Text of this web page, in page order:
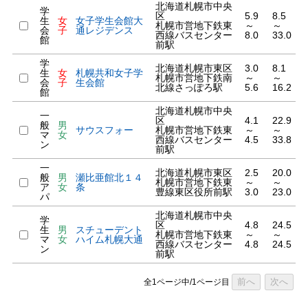
学
生
会
館
女
子
女子学生会館大
通レジデンス
北海道札幌市中央
区
札幌市営地下鉄東
西線バスセンター
前駅
5.9
～
8.0
8.5
～
33.0
学
生
会
館
女
子
札幌共和女子学
生会館
北海道札幌市東区
札幌市営地下鉄南
北線さっぽろ駅
3.0
～
5.6
8.1
～
16.2
一
般
マ
ン
男
女
サウスフォー
北海道札幌市中央
区
札幌市営地下鉄東
西線バスセンター
前駅
4.1
～
4.5
22.9
～
33.8
一
般
ア
パ
男
女
瀬比亜館北１４
条
北海道札幌市東区
札幌市営地下鉄東
豊線東区役所前駅
2.5
～
3.0
20.0
～
23.0
学
生
マ
ン
男
女
スチューデント
ハイム札幌大通
北海道札幌市中央
区
札幌市営地下鉄東
西線バスセンター
前駅
4.8
～
4.8
24.5
～
24.5
全1ページ中/1ページ目 前へ 次へ